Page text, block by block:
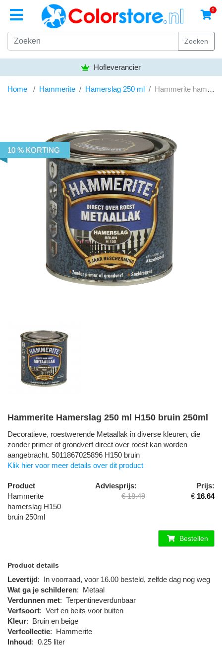
0
Zoeken
Hofleverancier
Home Hammerite Hamerslag 250 ml Hammerite hamerslag H150 bruin 250ml
10 % KORTING
Hammerite Hamerslag 250 ml H150 bruin 250ml
Decoratieve, roestwerende Metaallak in diverse kleuren, die
zonder primer of grondverf direct over roest kan worden
aangebracht. 5011867025896 H150 bruin
Klik hier voor meer details over dit product
Product Adviesprijs:
Prijs:
Hammerite
hamerslag H150
bruin 250ml
€ 18.49 € 16.64
Bestellen
Product details
Levertijd: In voorraad, voor 16.00 besteld, zelfde dag nog weg
Wat ga je schilderen: Metaal
Verdunnen met: Terpentineverdunbaar
Verfsoort: Verf en beits voor buiten
Kleur: Bruin en beige
Verfcollectie: Hammerite
Inhoud: 0.25 liter